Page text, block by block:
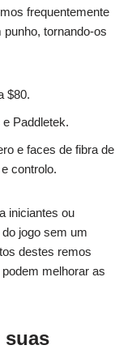
frequentemente
tornando-os
$80.
Paddletek.
e faces de fibra de
controlo.
iniciantes ou
jogo sem um
destes remos
melhorar as
suas